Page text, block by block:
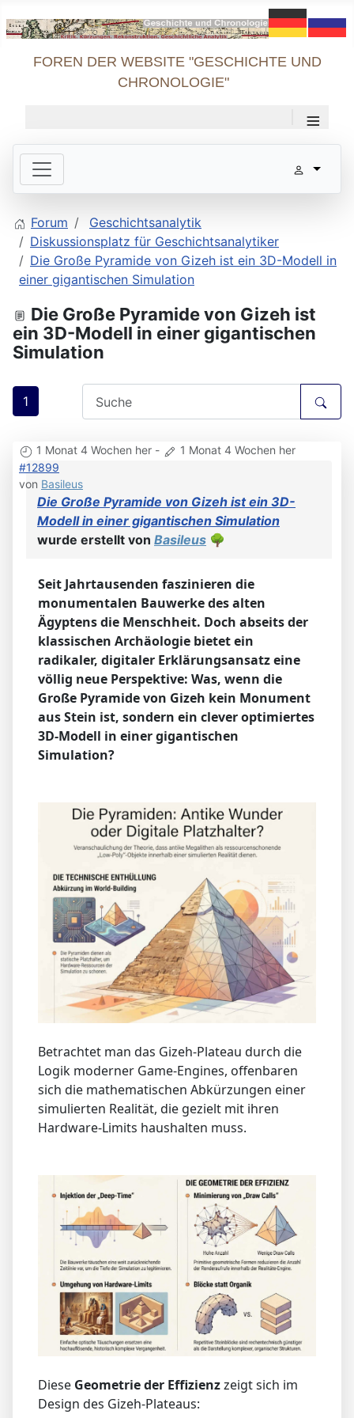
FOREN DER WEBSITE "GESCHICHTE UND
CHRONOLOGIE"
≡
Forum
Geschichtsanalytik
Diskussionsplatz für Geschichtsanalytiker
Die Große Pyramide von Gizeh ist ein 3D-Modell in
einer gigantischen Simulation
Die Große Pyramide von Gizeh ist
ein 3D-Modell in einer gigantischen
Simulation
1
1 Monat 4 Wochen her -
1 Monat 4 Wochen her
#12899
von Basileus
Die Große Pyramide von Gizeh ist ein 3D-
Modell in einer gigantischen Simulation
wurde erstellt von Basileus 🌳
Seit Jahrtausenden faszinieren die
monumentalen Bauwerke des alten
Ägyptens die Menschheit. Doch abseits der
klassischen Archäologie bietet ein
radikaler, digitaler Erklärungsansatz eine
völlig neue Perspektive: Was, wenn die
Große Pyramide von Gizeh kein Monument
aus Stein ist, sondern ein clever optimiertes
3D-Modell in einer gigantischen
Simulation?
Betrachtet man das Gizeh-Plateau durch die
Logik moderner Game-Engines, offenbaren
sich die mathematischen Abkürzungen einer
simulierten Realität, die gezielt mit ihren
Hardware-Limits haushalten muss.
Diese Geometrie der Effizienzzeigt sich im
Design des Gizeh-Plateaus: